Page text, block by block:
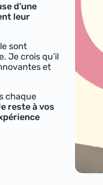
d’une
leur
sont
Je crois qu’il
et
chaque
reste à vos